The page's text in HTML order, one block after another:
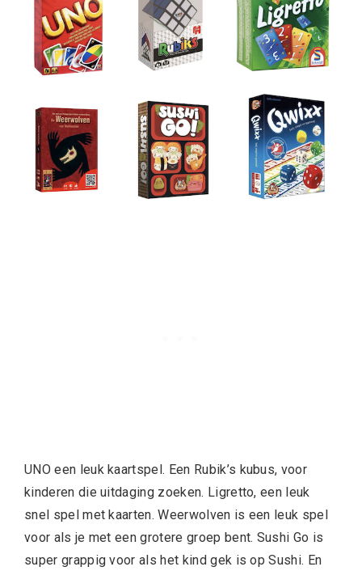
UNO een leuk kaartspel. Een Rubik’s kubus, voor
kinderen die uitdaging zoeken. Ligretto, een leuk
snel spel met kaarten. Weerwolven is een leuk spel
voor als je met een grotere groep bent. Sushi Go is
super grappig voor als het kind gek is op Sushi. En